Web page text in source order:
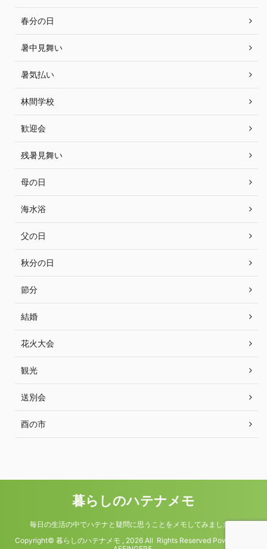
春分の日
暑中見舞い
暑気払い
林間学校
歓迎会
残暑見舞い
母の日
海水浴
父の日
秋分の日
節分
結婚
花火大会
観光
送別会
酉の市
暮らしのハテナメモ
毎日の生活の中でハテナと疑問に思うことをメモしてみました。
Copyright© 暮らしのハテナメモ , 2026 All Rights Reserved Powered by